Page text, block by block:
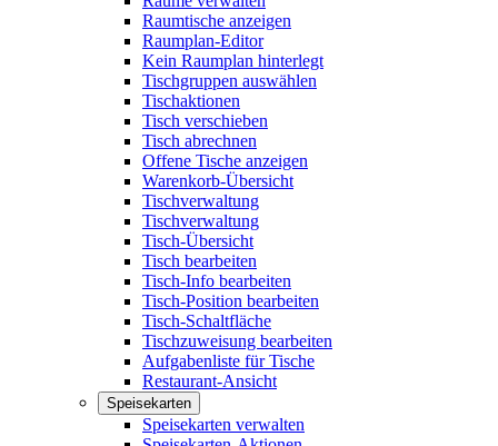
Raumtische anzeigen
Raumplan-Editor
Kein Raumplan hinterlegt
Tischgruppen auswählen
Tischaktionen
Tisch verschieben
Tisch abrechnen
Offene Tische anzeigen
Warenkorb-Übersicht
Tischverwaltung
Tischverwaltung
Tisch-Übersicht
Tisch bearbeiten
Tisch-Info bearbeiten
Tisch-Position bearbeiten
Tisch-Schaltfläche
Tischzuweisung bearbeiten
Aufgabenliste für Tische
Restaurant-Ansicht
Speisekarten
Speisekarten verwalten